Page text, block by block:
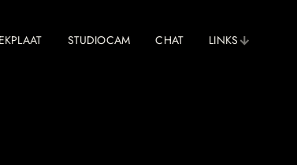
STUDIOCAM CHAT LINKS